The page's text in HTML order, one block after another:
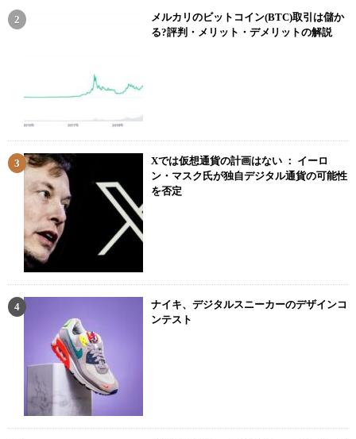
メルカリのビットコイン(BTC)取引は儲か
る?評判・メリット・デメリットの解説
Xでは仮想通貨の計画はない ： イーロ
ン・マスク氏が独自デジタル通貨の可能性
を否定
ナイキ、デジタルスニーカーのデザインコ
ンテスト